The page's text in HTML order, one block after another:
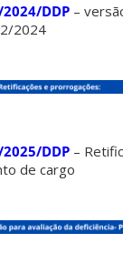
DDP –
2024
DDP –
de cargo